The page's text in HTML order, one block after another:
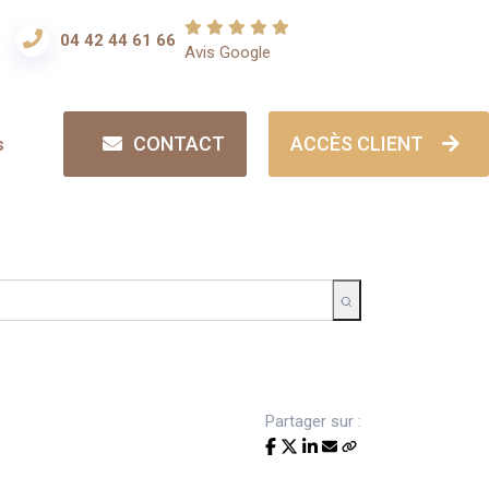
04 42 44 61 66
Avis Google
ACCÈS CLIENT
CONTACT
Partager sur :